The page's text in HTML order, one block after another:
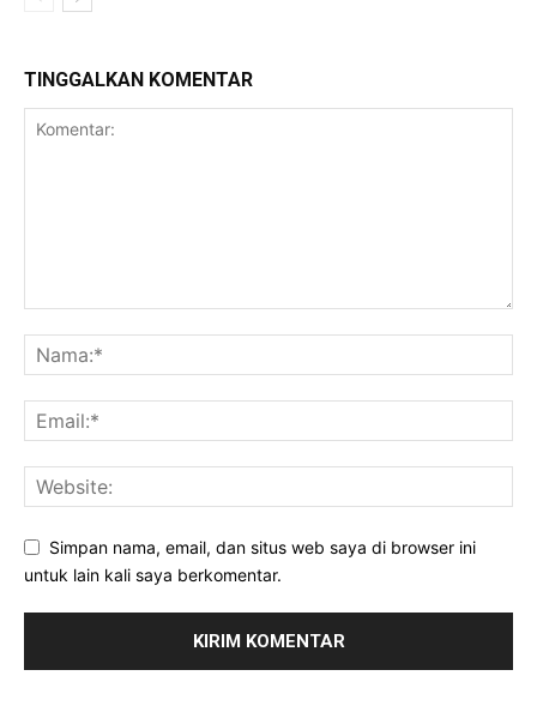
TINGGALKAN KOMENTAR
Simpan nama, email, dan situs web saya di browser ini
untuk lain kali saya berkomentar.